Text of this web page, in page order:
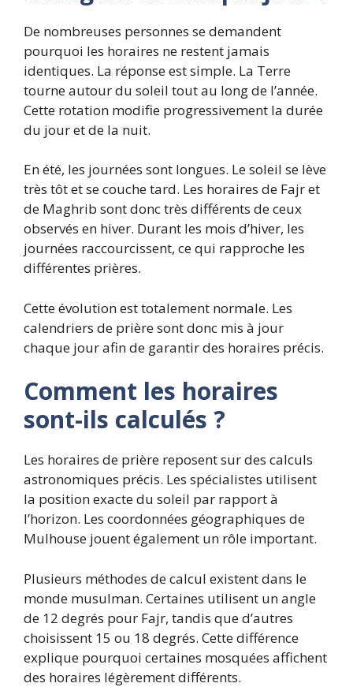
De nombreuses personnes se demandent
pourquoi les horaires ne restent jamais
identiques. La réponse est simple. La Terre
tourne autour du soleil tout au long de l’année.
Cette rotation modifie progressivement la durée
du jour et de la nuit.
En été, les journées sont longues. Le soleil se lève
très tôt et se couche tard. Les horaires de Fajr et
de Maghrib sont donc très différents de ceux
observés en hiver. Durant les mois d’hiver, les
journées raccourcissent, ce qui rapproche les
différentes prières.
Cette évolution est totalement normale. Les
calendriers de prière sont donc mis à jour
chaque jour afin de garantir des horaires précis.
Comment les horaires
sont-ils calculés ?
Les horaires de prière reposent sur des calculs
astronomiques précis. Les spécialistes utilisent
la position exacte du soleil par rapport à
l’horizon. Les coordonnées géographiques de
Mulhouse jouent également un rôle important.
Plusieurs méthodes de calcul existent dans le
monde musulman. Certaines utilisent un angle
de 12 degrés pour Fajr, tandis que d’autres
choisissent 15 ou 18 degrés. Cette différence
explique pourquoi certaines mosquées affichent
des horaires légèrement différents.